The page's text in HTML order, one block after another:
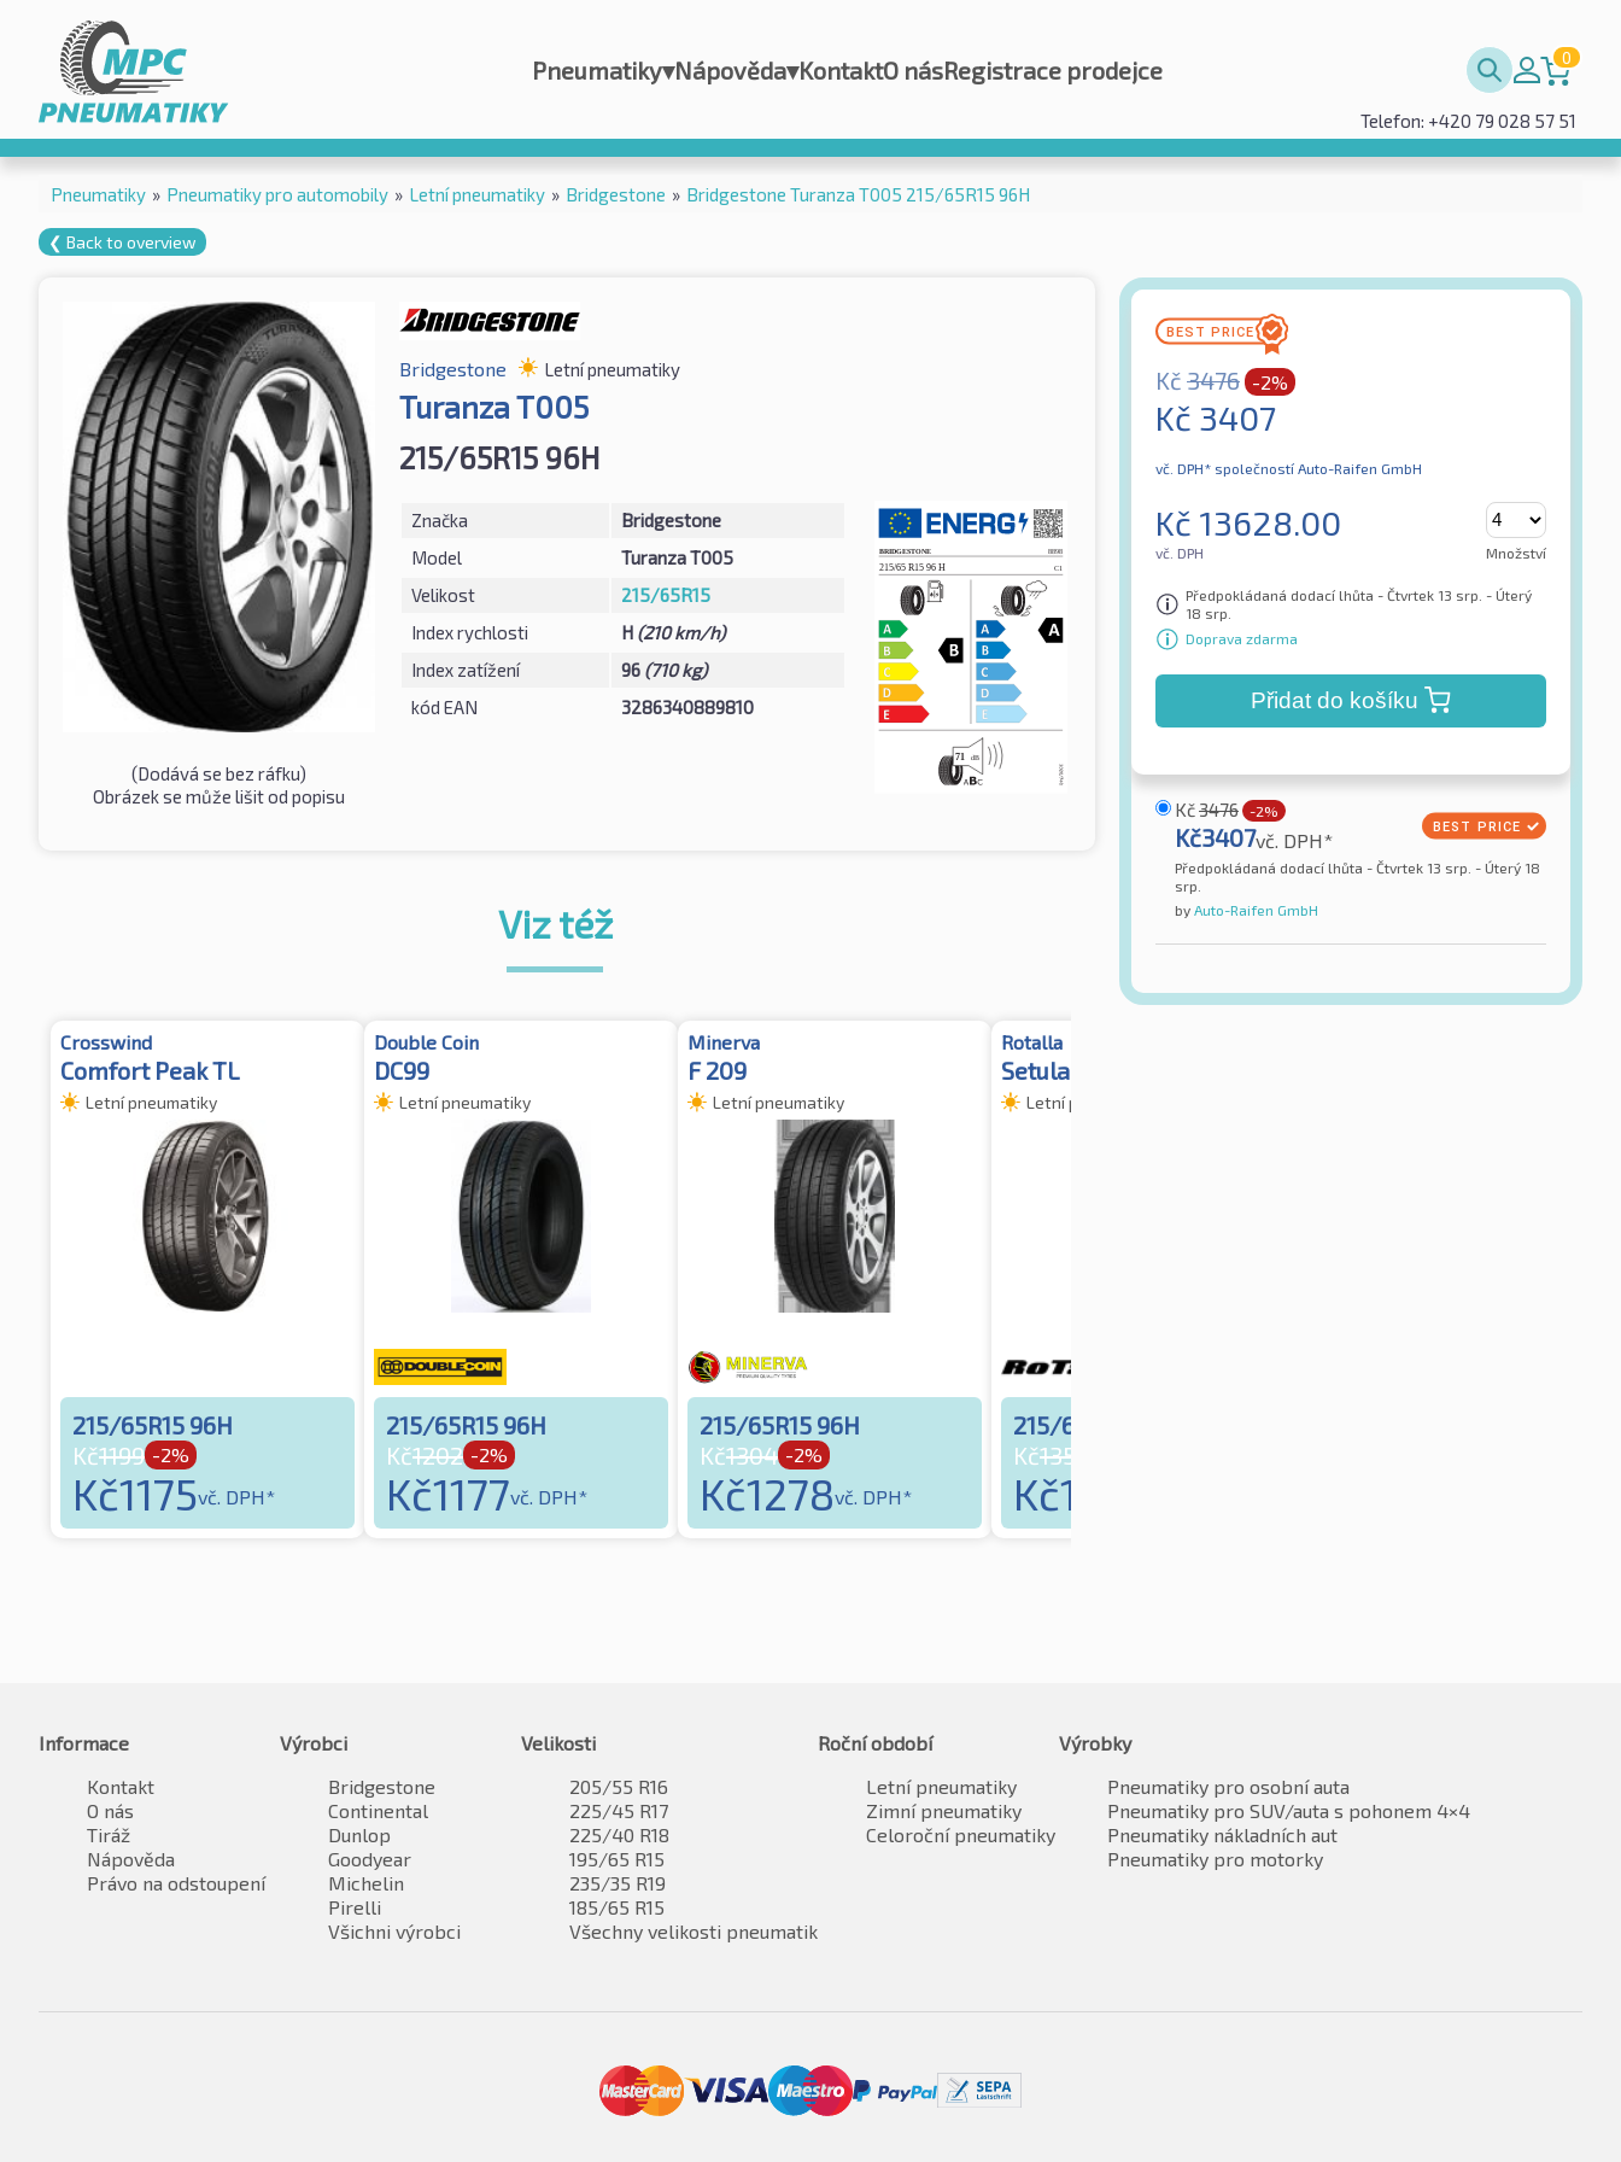
Pneumatiky▾Nápověda▾KontaktO násRegistrace prodejce 0
Telefon: +420 79 028 57 51
Pneumatiky » Pneumatiky pro automobily » Letní pneumatiky » Bridgestone » Bridgestone Turanza T005 215/65R15 96H
❮ Back to overview
(Dodává se bez ráfku)
Obrázek se může lišit od popisu
Bridgestone Letní pneumatiky
Turanza T005
215/65R15 96H
Značka
Bridgestone
Model
Turanza T005
Velikost
215/65R15
Index rychlosti
H (210 km/h)
Index zatížení
96 (710 kg)
kód EAN
3286340889810
Kč 3476 -2%
Kč 3407
vč. DPH* společností Auto-Raifen GmbH
Kč 13628.00
vč. DPH Množství
Předpokládaná dodací lhůta - Čtvrtek 13 srp. - Úterý
18 srp.
Doprava zdarma
Přidat do košíku
Kč3476 -2%
Kč3407vč. DPH*
Předpokládaná dodací lhůta - Čtvrtek 13 srp. - Úterý 18
srp.
by Auto-Raifen GmbH
Viz též
Crosswind
Comfort Peak TL
Letní pneumatiky
215/65R15 96H
Kč1199 -2%
Kč1175vč. DPH*
Double Coin
DC99
Letní pneumatiky
215/65R15 96H
Kč1202 -2%
Kč1177vč. DPH*
Minerva
F 209
Letní pneumatiky
215/65R15 96H
Kč1304 -2%
Kč1278vč. DPH*
Rotalla
Setula E-Race RH01
Letní pneumatiky
215/65R15 96H
Kč1355
Kč1329
Informace
Kontakt
O nás
Tiráž
Nápověda
Právo na odstoupení
Výrobci
Bridgestone
Continental
Dunlop
Goodyear
Michelin
Pirelli
Všichni výrobci
Velikosti
205/55 R16
225/45 R17
225/40 R18
195/65 R15
235/35 R19
185/65 R15
Všechny velikosti pneumatik
Roční období
Letní pneumatiky
Zimní pneumatiky
Celoroční pneumatiky
Výrobky
Pneumatiky pro osobní auta
Pneumatiky pro SUV/auta s pohonem 4×4
Pneumatiky nákladních aut
Pneumatiky pro motorky